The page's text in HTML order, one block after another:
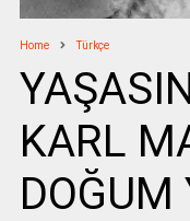
Home Türkçe
KARL
DOĞUM